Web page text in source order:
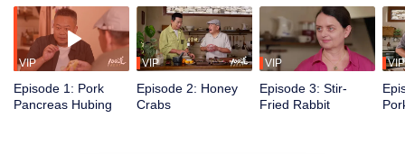
convidados do universo da gastronomia e da cultura.
VIP
Episode 1: Pork
Pancreas Hubing
VIP
Episode 2: Honey
Crabs
VIP
Episode 3: Stir-
Fried Rabbit
VIP